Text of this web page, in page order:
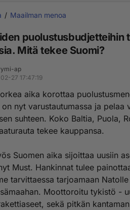
Maailman menoa
puolustusbudjetteihin
Mitä tekee Suomi?
ap
27 17:47:19
aika korottaa
nyt varustautumassa ja pelaa
suhteen. Koko Baltia, Puola,
tekee kauppansa.
Suomen aika sijoittaa uusiin
Must. Hankinnat tulee
tarvittaessa tarjoamaan
Moottoroitu tykistö -
sekä pitkän